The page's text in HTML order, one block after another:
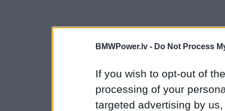
BMWPower.lv - Do Not Process
If you wish to opt-out of
processing of your
targeted advertising by